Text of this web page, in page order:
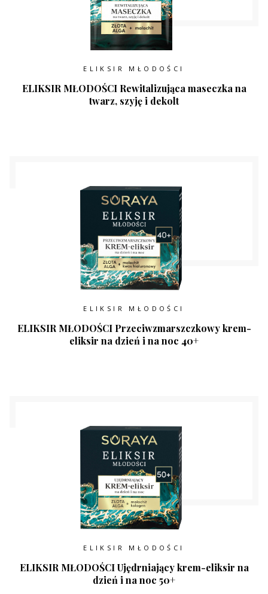
ELIKSIR MŁODOŚCI
ELIKSIR MŁODOŚCI Rewitalizująca maseczka na
twarz, szyję i dekolt
ELIKSIR MŁODOŚCI
ELIKSIR MŁODOŚCI Przeciwzmarszczkowy krem-
eliksir na dzień i na noc 40+
ELIKSIR MŁODOŚCI
ELIKSIR MŁODOŚCI Ujędrniający krem-eliksir na
dzień i na noc 50+